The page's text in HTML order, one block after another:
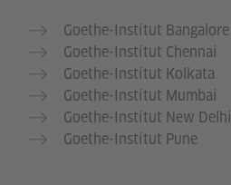
Goethe-Institut Bangalore
Goethe-Institut Chennai
Goethe-Institut Kolkata
Goethe-Institut Mumbai
Goethe-Institut New Delhi
Goethe-Institut Pune